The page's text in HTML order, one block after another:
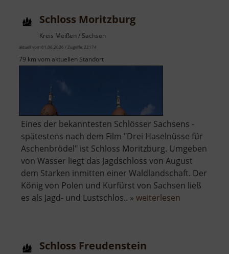
Schloss Moritzburg
Kreis Meißen / Sachsen
aktuell vom 01.06.2026 / Zugriffe: 22174
79 km vom aktuellen Standort
Eines der bekanntesten Schlösser Sachsens -
spätestens nach dem Film "Drei Haselnüsse für
Aschenbrödel" ist Schloss Moritzburg. Umgeben
von Wasser liegt das Jagdschloss von August
dem Starken inmitten einer Waldlandschaft. Der
König von Polen und Kurfürst von Sachsen ließ
es als Jagd- und Lustschlos.. » weiterlesen
Schloss Freudenstein